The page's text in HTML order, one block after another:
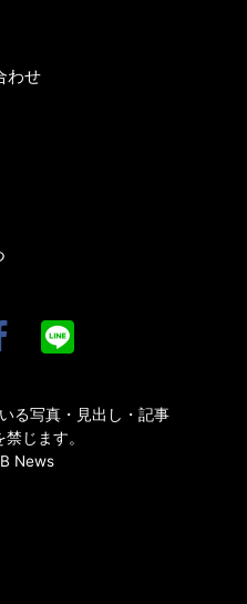
わせ
る写真・見出し・記事
じます。
News